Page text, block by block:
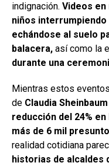
indignación. Videos
niños
echándose al suelo
balacera, así como la
durante una
Mientras estos
de Claudia
reducción del 24%
más de 6 mil
realidad cotidiana
historias de alcaldes